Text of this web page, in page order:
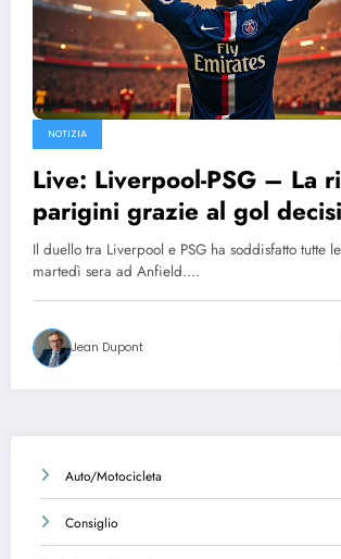
NOTIZIA
Live: Liverpool-PSG – La
parigini grazie al gol
Ousmane Dembélé
Il duello tra Liverpool e PSG ha soddisfatto tutte
martedì sera ad Anfield.…
Jean Dupont
Auto/Motocicleta
Consiglio